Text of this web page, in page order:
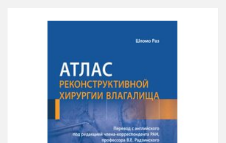
andrologists and psychologists.